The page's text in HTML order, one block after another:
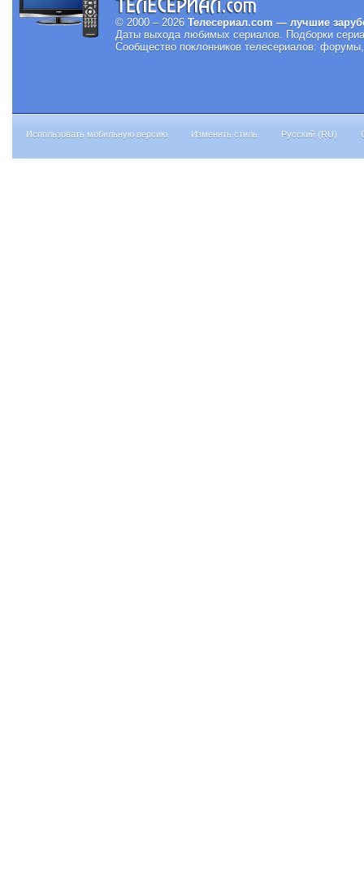
© 2000 – 2026 Телесериал.com — лучшие
Даты выхода любимых сериалов. Подборки
Сообщество поклонников телесериалов:
Использовать мобильную версию Изменить стиль Русский (RU)